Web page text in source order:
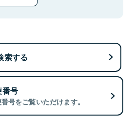
索する
番号
号をご覧いただけます。